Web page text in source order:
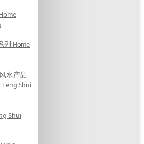
列 Home
水产品
Feng Shui
Shui